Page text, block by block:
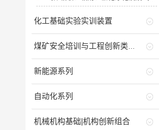
化工基础实验实训装置
新能源系列
自动化系列
机械机构基础|机构创新组合